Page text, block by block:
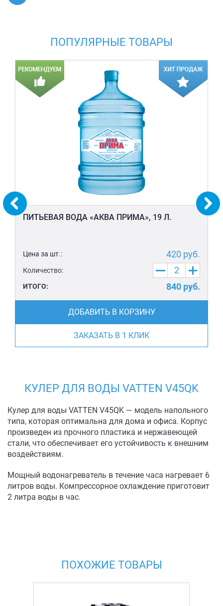
ПОПУЛЯРНЫЕ ТОВАРЫ
ПИТЬЕВАЯ ВОДА «АКВА ПРИМА», 19 Л.
Цена за шт.: 420 руб.
Количество:
ИТОГО: 840 руб.
ДОБАВИТЬ В КОРЗИНУ
ЗАКАЗАТЬ В 1 КЛИК
КУЛЕР ДЛЯ ВОДЫ VATTEN V45QK
Кулер для воды VATTEN V45QK — модель напольного
типа, которая оптимальна для дома и офиса. Корпус
произведен из прочного пластика и нержавеющей
стали, что обеспечивает его устойчивость к внешним
воздействиям.
Мощный водонагреватель в течение часа нагревает 6
литров воды. Компрессорное охлаждение приготовит
2 литра воды в час.
ПОХОЖИЕ ТОВАРЫ